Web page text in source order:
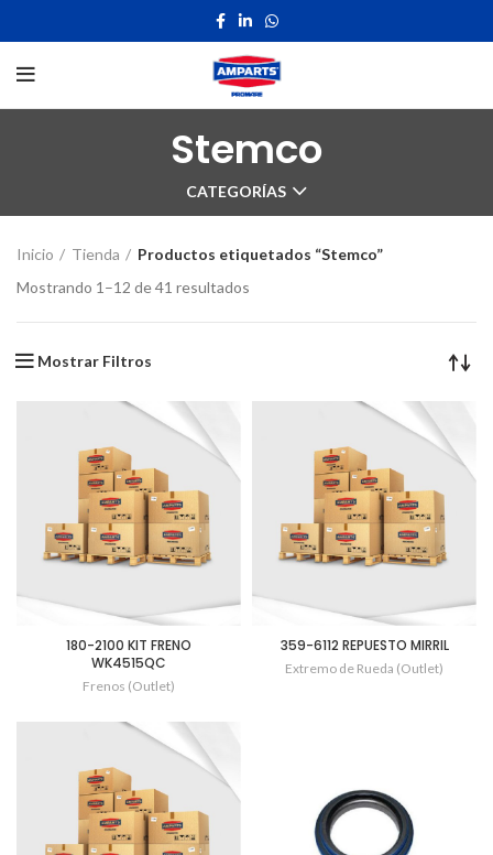
Stemco
CATEGORÍAS
Inicio Tienda
Productos etiquetados “Stemco”
Mostrando 1–12 de 41 resultados
Mostrar Filtros
180-2100 KIT FRENO
WK4515QC
Frenos (Outlet)
359-6112 REPUESTO MIRRIL
Extremo de Rueda (Outlet)